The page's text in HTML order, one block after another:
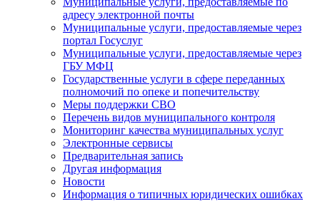
адресу электронной почты
Муниципальные услуги, предоставляемые через
портал Госуслуг
Муниципальные услуги, предоставляемые через
ГБУ МФЦ
Государственные услуги в сфере переданных
полномочий по опеке и попечительству
Меры поддержки СВО
Перечень видов муниципального контроля
Мониторинг качества муниципальных услуг
Электронные сервисы
Предварительная запись
Другая информация
Новости
Информация о типичных юридических ошибках